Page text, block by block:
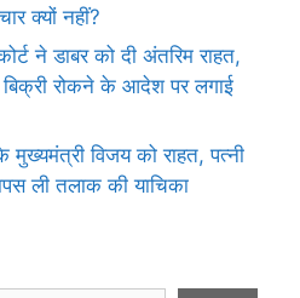
क्यों नहीं?
ने डाबर को दी अंतरिम राहत,
रोकने के आदेश पर लगाई
मुख्यमंत्री विजय को राहत, पत्नी
ली तलाक की याचिका